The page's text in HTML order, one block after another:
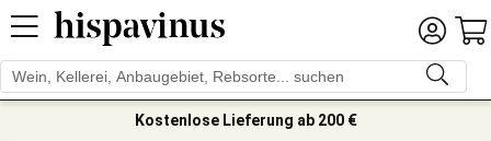
Kostenlose Lieferung ab 200 €